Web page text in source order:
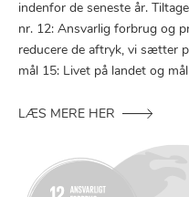
indenfor de seneste år.
nr. 12: Ansvarlig forbrug og
reducere de aftryk, vi sætter
mål 15: Livet på landet og
LÆS MERE HER